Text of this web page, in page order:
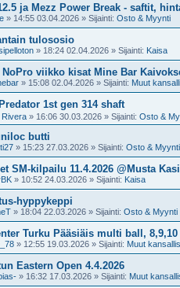
ja Mezz Power Break - saftit,
» 14:55 03.04.2026 » Sijainti: Osto & Myynti
tulososio
» 18:24 02.04.2026 » Sijainti: Kaisa
viikko kisat Mine Bar
» 15:08 02.04.2026 » Sijainti: Muut
1st gen 314 shaft
Rivera » 16:06 30.03.2026 » Sijainti: Osto &
butti
» 15:23 27.03.2026 » Sijainti: Osto & Myynti
SM-kilpailu 11.4.2026 @Musta
» 10:52 24.03.2026 » Sijainti: Kaisa
hyppykeppi
» 18:04 22.03.2026 » Sijainti: Osto & Myynti
Turku Pääsiäis multi ball, 8,9,10
» 12:55 19.03.2026 » Sijainti: Muut
Eastern Open 4.4.2026
» 16:32 17.03.2026 » Sijainti: Muut